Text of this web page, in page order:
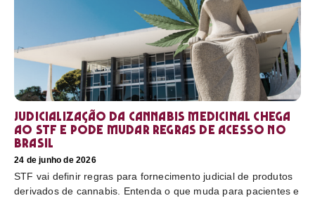
Judicialização da cannabis medicinal chega
ao STF e pode mudar regras de acesso no
Brasil
24 de junho de 2026
STF vai definir regras para fornecimento judicial de produtos
derivados de cannabis. Entenda o que muda para pacientes e